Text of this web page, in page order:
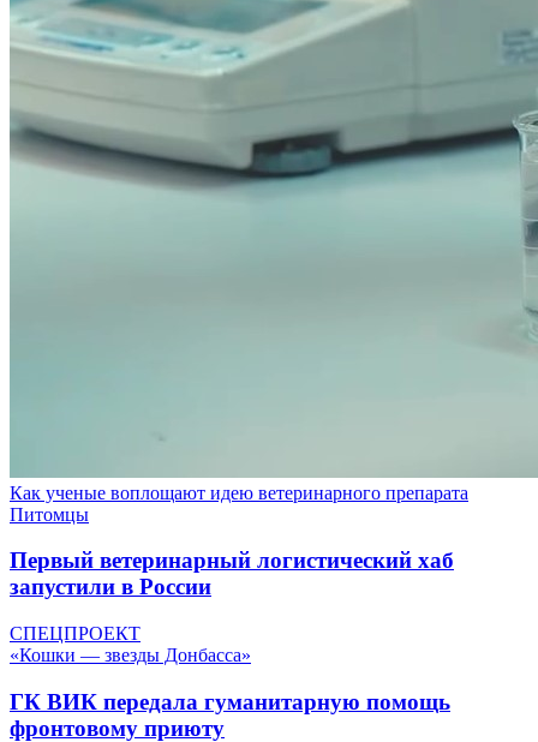
Как ученые воплощают идею ветеринарного препарата
Питомцы
Первый ветеринарный логистический хаб
запустили в России
СПЕЦПРОЕКТ
«Кошки — звезды Донбасса»
ГК ВИК передала гуманитарную помощь
фронтовому приюту